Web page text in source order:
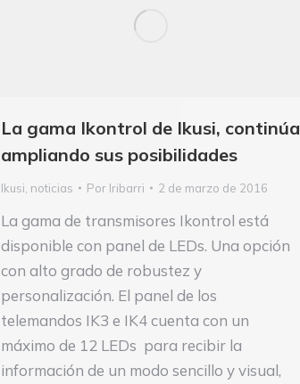
La gama Ikontrol de Ikusi, continúa
ampliando sus posibilidades
Ikusi noticias Por Iribarri 2 de marzo de 2016
La gama de transmisores Ikontrol está
disponible con panel de LEDs. Una opción
con alto grado de robustez y
personalización. El panel de los
telemandos IK3 e IK4 cuenta con un
máximo de 12 LEDs para recibir la
información de un modo sencillo y visual,